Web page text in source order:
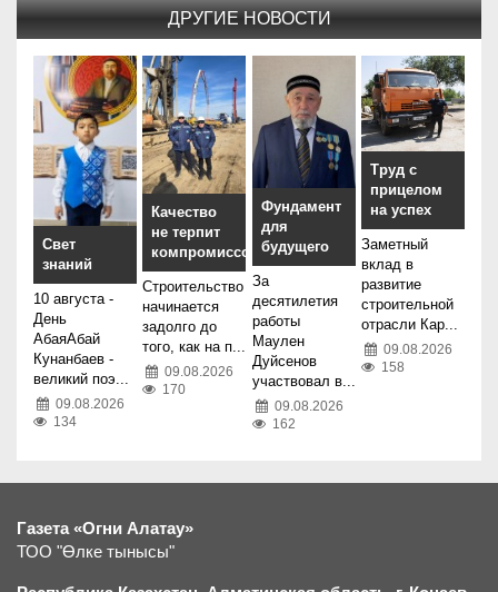
ДРУГИЕ НОВОСТИ
Свет
знаний
10 августа -
День
АбаяАбай
Кунанбаев -
великий поэ...
09.08.2026
134
Качество
не терпит
компромиссов
Строительство
начинается
задолго до
того, как на п...
09.08.2026
170
Фундамент
для
будущего
За
десятилетия
работы
Маулен
Дуйсенов
участвовал в...
09.08.2026
162
Труд с
прицелом
на успех
Заметный
вклад в
развитие
строительной
отрасли Кар...
09.08.2026
158
Газета «Огни Алатау»
ТОО "Өлке тынысы"